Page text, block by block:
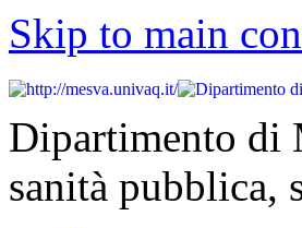
Skip to main
Dipartimento di
sanità pubblica,